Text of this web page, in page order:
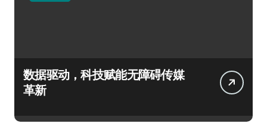
数据驱动，科技赋能无障碍传媒
革新